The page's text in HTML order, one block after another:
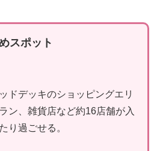
スポット
ドデッキのショッピングエリ
ン、雑貨店など約16店舗が入
り過ごせる。